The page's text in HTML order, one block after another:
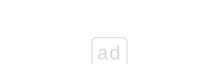
ad